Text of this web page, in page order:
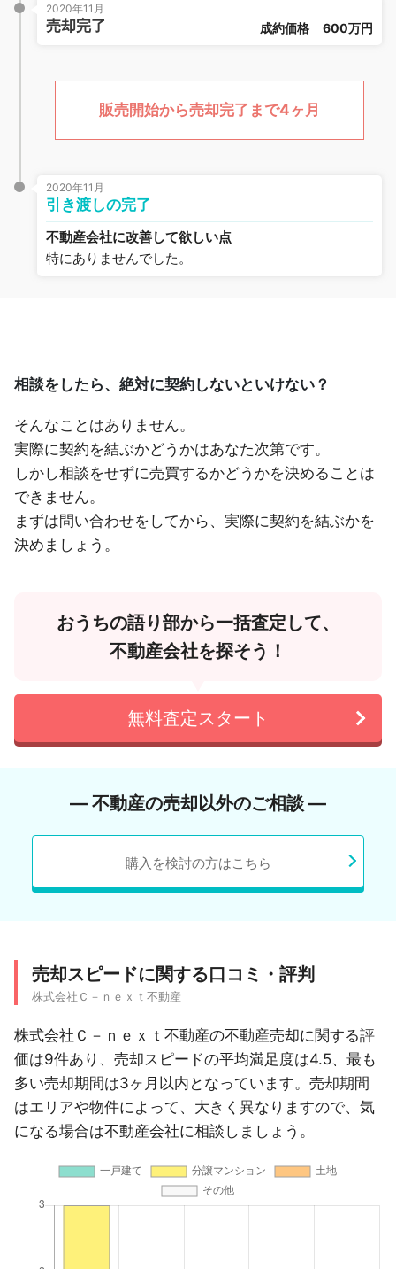
2020年11月
売却完了 成約価格 600万円
販売開始から売却完了まで4ヶ月
2020年11月
引き渡しの完了
不動産会社に改善して欲しい点
特にありませんでした。
相談をしたら、絶対に契約しないといけない？
そんなことはありません。
実際に契約を結ぶかどうかはあなた次第です。
しかし相談をせずに売買するかどうかを決めることは
できません。
まずは問い合わせをしてから、実際に契約を結ぶかを
決めましょう。
おうちの語り部から一括査定して、
不動産会社を探そう！
無料査定スタート
― 不動産の売却以外のご相談 ―
購入を検討の方はこちら
売却スピードに関する口コミ・評判
株式会社Ｃ－ｎｅｘｔ不動産
株式会社Ｃ－ｎｅｘｔ不動産の不動産売却に関する評
価は9件あり、売却スピードの平均満足度は4.5、最も
多い売却期間は3ヶ月以内となっています。売却期間
はエリアや物件によって、大きく異なりますので、気
になる場合は不動産会社に相談しましょう。